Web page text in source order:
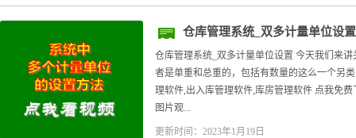
仓库管理系统_双多计量单位设置
仓库管理系统_双多计量单位设置 今天我们来
者是单重和总重的，包括有数量的这么一个另
理软件,出入库管理软件,库房管理软件 点我免
图片观...
更新时间：2023年1月19日